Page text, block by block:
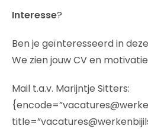
Interesse?
Ben je geïnteresseerd in
We zien jouw CV en
Mail t.a.v. Marijntje Sitters: